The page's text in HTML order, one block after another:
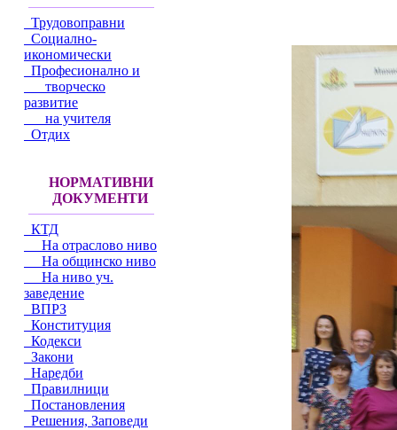
Трудовоправни
Социално-
икономически
Професионално и
творческо
развитие
на учителя
Отдих
НОРМАТИВНИ
ДОКУМЕНТИ
КТД
На отраслово ниво
На общинско ниво
На ниво уч.
заведение
ВПРЗ
Конституция
Кодекси
Закони
Наредби
Правилници
Постановления
Решения, Заповеди